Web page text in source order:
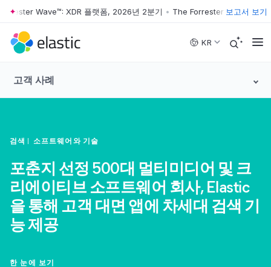
Skip to main content
Wave™: XDR 플랫폼, 2026년 2분기 • The Forrester Wave™: XDR
보고서 보기
KR
고객 사례
검색 소프트웨어와 기술
포춘지 선정 500대 멀티미디어 및 크
리에이티브 소프트웨어 회사, Elastic
을 통해 고객 대면 앱에 차세대 검색 기
능 제공
한 눈에 보기